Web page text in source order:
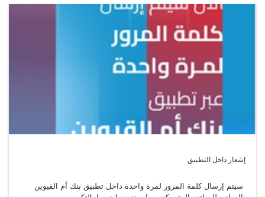
إشعار داخل التطبيق
سيتم إرسال كلمة المرور لمرة واحدة داخل تطبيق بنك أم القيوين